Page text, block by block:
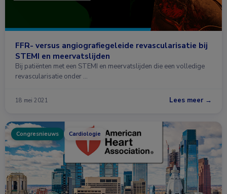
FFR- versus angiografiegeleide revascularisatie bij
STEMI en meervatslijden
Bij patiënten met een STEMI en meervatslijden die een volledige
revascularisatie onder …
18 mei 2021 Lees meer →
Congresnieuws Cardiologie